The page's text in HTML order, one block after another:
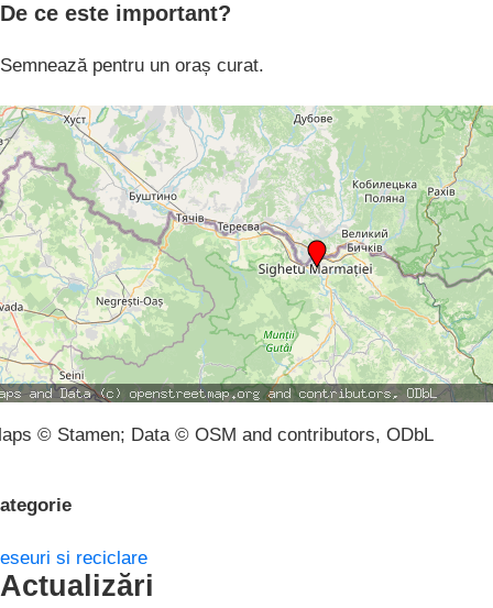
De ce este important?
Semnează pentru un oraș curat.
© Stamen; Data © OSM and contributors, ODbL
si reciclare
Actualizări